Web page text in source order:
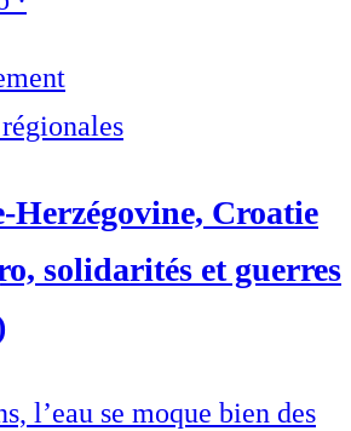
Herzégovine, Croatie
solidarités et guerres
l’eau se moque bien des